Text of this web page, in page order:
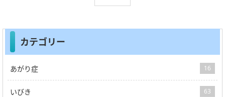
カテゴリー
あがり症 16
いびき 63